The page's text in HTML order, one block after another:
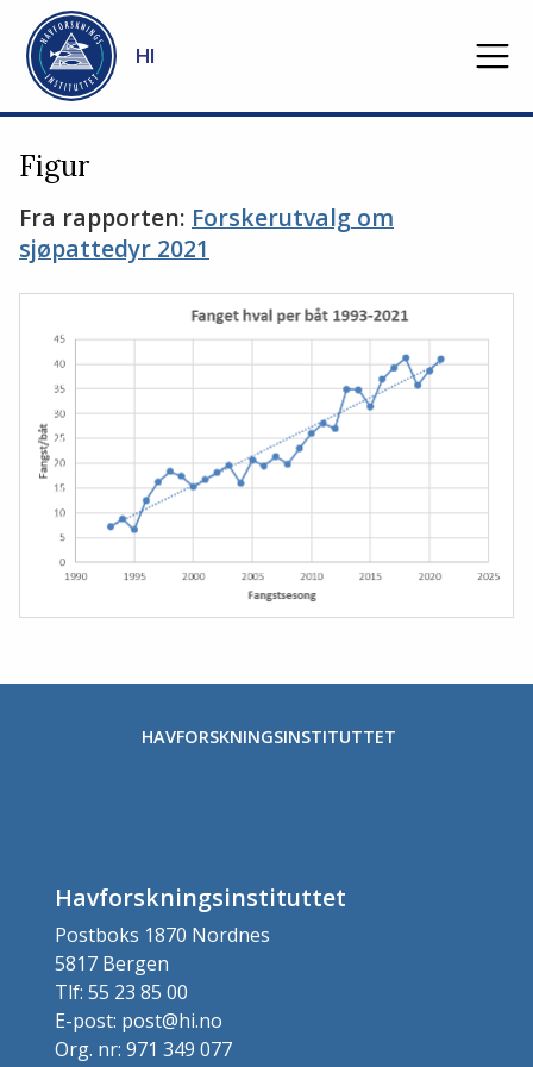
Gå til hovedinnhold
HI
Figur
Fra rapporten: Forskerutvalg om
sjøpattedyr 2021
HAVFORSKNINGSINSTITUTTET
Havforskningsinstituttet
Postboks 1870 Nordnes
5817 Bergen
Tlf: 55 23 85 00
E-post: post@hi.no
Org. nr: 971 349 077